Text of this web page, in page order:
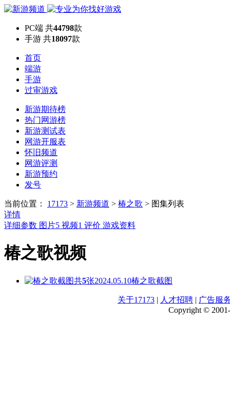
PC端 共44798款
手游 共18097款
首页
端游
手游
过审游戏
新游期待榜
热门网游榜
新游测试表
网游开服表
怀旧频道
网游评测
新游预约
发号
当前位置： 17173 > 新游频道 > 椿之歌 > 图集列表
详情
详细参数 图片5 视频1 评价 游戏资料
椿之歌视频
共5张2024.05.10椿之歌截图
关于17173 | 人才招聘 | 广告服
Copyright ©